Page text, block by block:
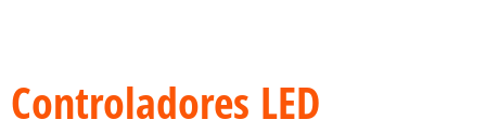
Controladores LED